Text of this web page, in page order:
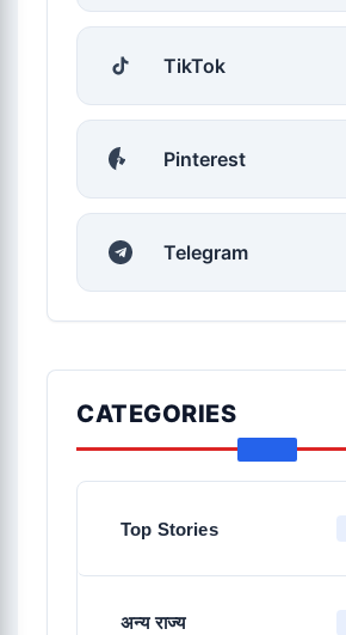
TikTok
Pinterest
Telegram
CATEGORIES
Top Stories
अन्य राज्य